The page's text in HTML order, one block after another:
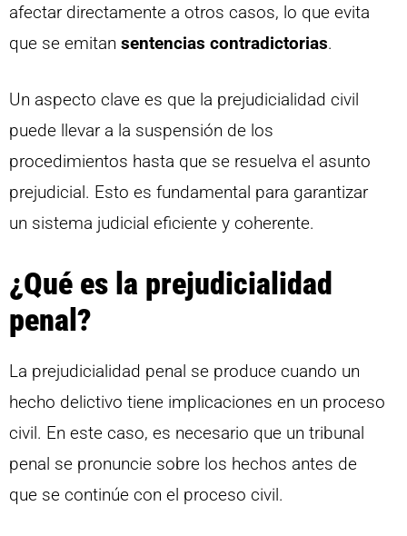
afectar directamente a otros casos, lo que evita
que se emitan sentencias contradictorias.
Un aspecto clave es que la prejudicialidad civil
puede llevar a la suspensión de los
procedimientos hasta que se resuelva el asunto
prejudicial. Esto es fundamental para garantizar
un sistema judicial eficiente y coherente.
¿Qué es la prejudicialidad
penal?
La prejudicialidad penal se produce cuando un
hecho delictivo tiene implicaciones en un proceso
civil. En este caso, es necesario que un tribunal
penal se pronuncie sobre los hechos antes de
que se continúe con el proceso civil.